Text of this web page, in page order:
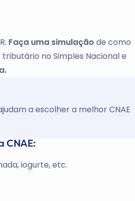
Faça uma simulação de como
no Simples Nacional e
a escolher a melhor CNAE
CNAE:
iogurte, etc.